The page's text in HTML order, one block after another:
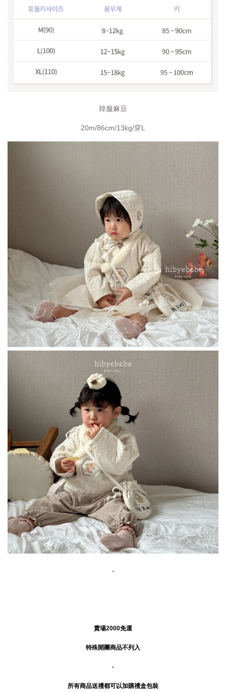
韓服麻豆
20m/86cm/13kg/穿L
-
賣場2000免運
特殊開團商品不列入
-
所有商品送禮都可以加購禮盒包裝